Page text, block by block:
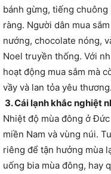
bánh gừng, tiếng
ràng. Người dân mua
nướng, chocolate nóng,
Noel truyền thống. Với
hoạt động mua sắm mà
vầy và lan tỏa yêu thương.
3. Cái lạnh khắc nghiệt
Nhiệt độ mùa đông ở
miền Nam và vùng núi.
riêng để tận hưởng mùa
uống bia mùa đông, hay